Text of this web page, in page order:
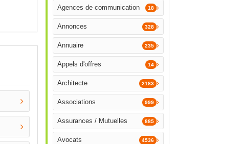
Agences de communication 18
Annonces 328
Annuaire 235
Appels d'offres 14
Architecte 2183
Associations 999
Assurances / Mutuelles 885
Avocats 4536